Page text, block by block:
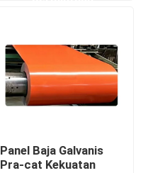
Panel Baja Galvanis
Pra-cat Kekuatan